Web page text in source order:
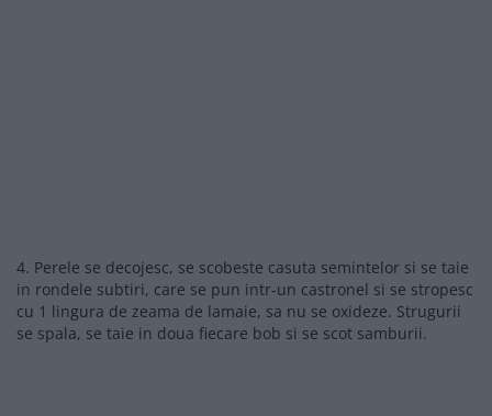
4. Perele se decojesc, se scobeste casuta semintelor si se taie
in rondele subtiri, care se pun intr-un castronel si se stropesc
cu 1 lingura de zeama de lamaie, sa nu se oxideze. Strugurii
se spala, se taie in doua fiecare bob si se scot samburii.